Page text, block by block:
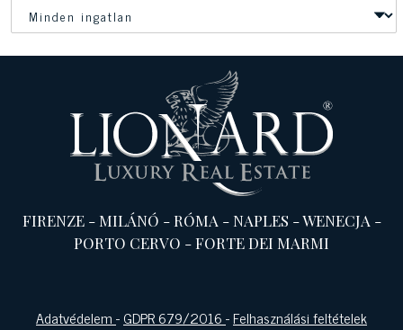
FIRENZE-MILÁNÓ -RÓMA -NAPLES -WENECJA -
PORTO CERVO -FORTE DEI MARMI
Adatvédelem-GDPR 679/2016-Felhasználási feltételek